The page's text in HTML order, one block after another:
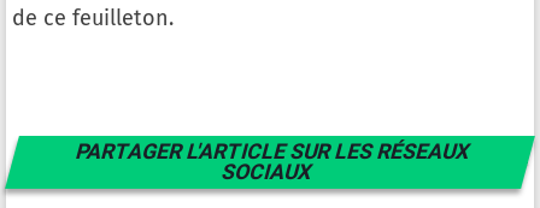
de ce feuilleton.
PARTAGER L'ARTICLE SUR LES RÉSEAUX
SOCIAUX